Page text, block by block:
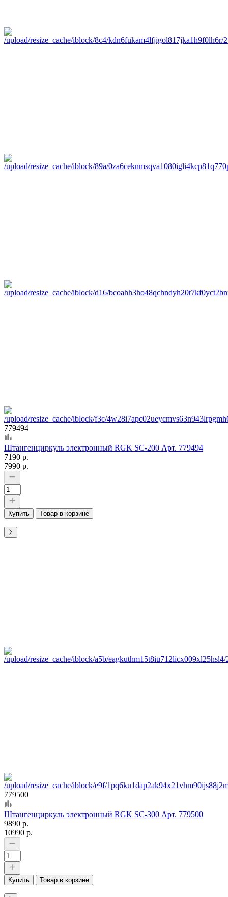
779494
Штангенциркуль электронный RGK SC-200 Арт. 779494
7190 р.
7990 р.
Купить Товар в корзине
779500
Штангенциркуль электронный RGK SC-300 Арт. 779500
9890 р.
10990 р.
Купить Товар в корзине